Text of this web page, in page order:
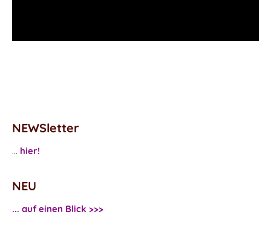
NEWSletter
... hier!
NEU
... auf einen Blick >>>